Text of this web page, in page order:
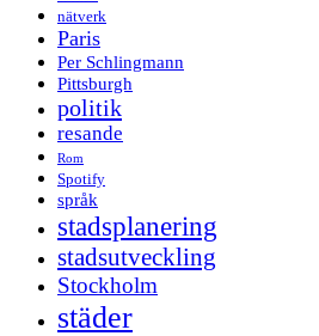
nätverk
Paris
Per Schlingmann
Pittsburgh
politik
resande
Rom
Spotify
språk
stadsplanering
stadsutveckling
Stockholm
städer